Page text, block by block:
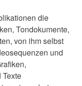
die
Tondokumente,
von ihm selbst
und